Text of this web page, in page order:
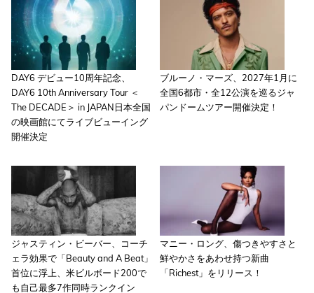
DAY6 デビュー10周年記念、
DAY6 10th Anniversary Tour ＜
The DECADE＞ in JAPAN日本全国
の映画館にてライブビューイング
開催決定
ブルーノ・マーズ、2027年1月に
全国6都市・全12公演を巡るジャ
パンドームツアー開催決定！
ジャスティン・ビーバー、コーチ
ェラ効果で「Beauty and A Beat」
首位に浮上、米ビルボード200で
も自己最多7作同時ランクイン
マニー・ロング、傷つきやすさと
鮮やかさをあわせ持つ新曲
「Richest」をリリース！